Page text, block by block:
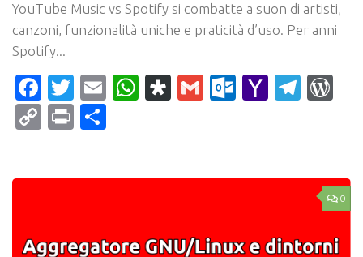
YouTube Music vs Spotify si combatte a suon di artisti,
canzoni, funzionalità uniche e praticità d’uso. Per anni
Spotify...
Facebook
Twitter
EmailWhatsApp
Diaspora
Gmail Yahoo
CopyPrint
0